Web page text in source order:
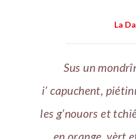
La
Sus un
i’ capuchent,
les g’nouors et
en orange, vèrt